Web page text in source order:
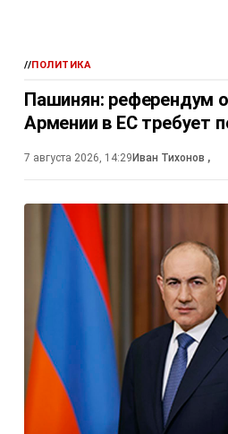
//ПОЛИТИКА
Пашинян: референдум
Армении в ЕС требует
7 августа 2026, 14:29 Иван Тихонов ,